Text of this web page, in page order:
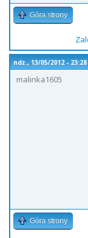
Góra strony
ndz., 13/05/2012 - 23:28
malinka1605
Góra strony